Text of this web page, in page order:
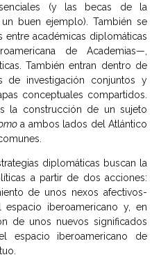
(y las becas de la
buen ejemplo). También se
entre académicas diplomáticas
de Academias—,
También entran dentro de
de investigación conjuntos y
conceptuales compartidos.
la construcción de un sujeto
a ambos lados del Atlántico
diplomáticas buscan la
a partir de dos acciones:
de unos nexos afectivos-
iberoamericano y, en
de unos nuevos significados
espacio iberoamericano de